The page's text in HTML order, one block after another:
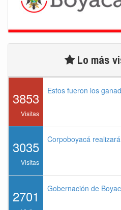
Lo más
3853
Visitas
Estos fueron los
3035
Visitas
Corpoboyacá
2701 Gobernación de